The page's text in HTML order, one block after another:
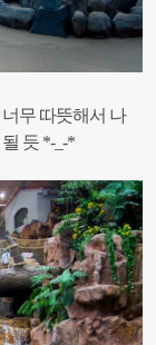
너무 따뜻해서 나
듯 *-_-*